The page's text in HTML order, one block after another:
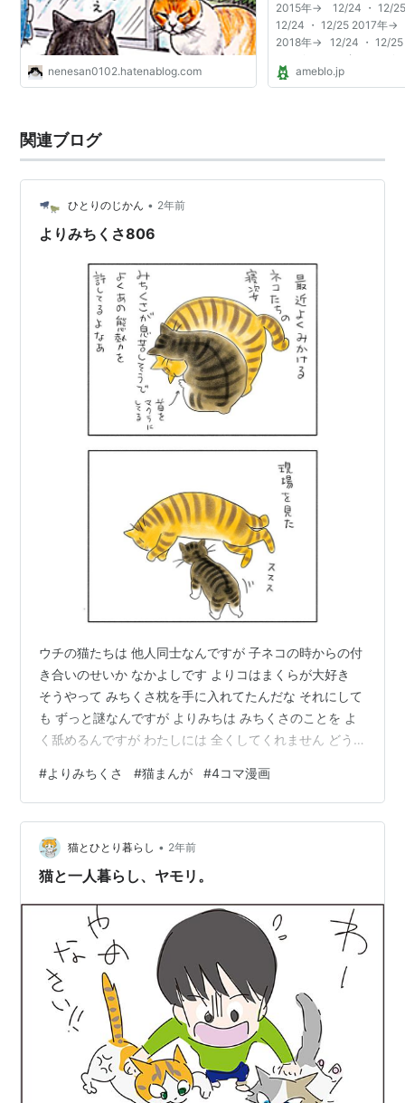
nenesan0102.hatenablog.com
2015年→ 12/24 ・ 12/
12/24 ・ 12/25 2017年
2018年→ 12/24 ・ 12/
・ 12/25 2020年→ 12/
→ 12/24 ・ 12/25
ameblo.jp
関連ブログ
ひとりのじかん • 2年前
よりみちくさ806
ウチの猫たちは 他人同士なんですが 子ネコの時からの付
き合いのせいか なかよしです よりコはまくらが大好き
そうやって みちくさ枕を手に入れてたんだな それにして
も ずっと謎なんですが よりみちは みちくさのことを よ
く舐めるんですが わたしには 全くしてくれません どう
ます 誰か教えてください よりみちにとって わたしはど
ういう存在なんでしょう
#よりみちくさ #猫まんが #4コマ漫画
猫とひとり暮らし • 2年前
猫と一人暮らし、ヤモリ。